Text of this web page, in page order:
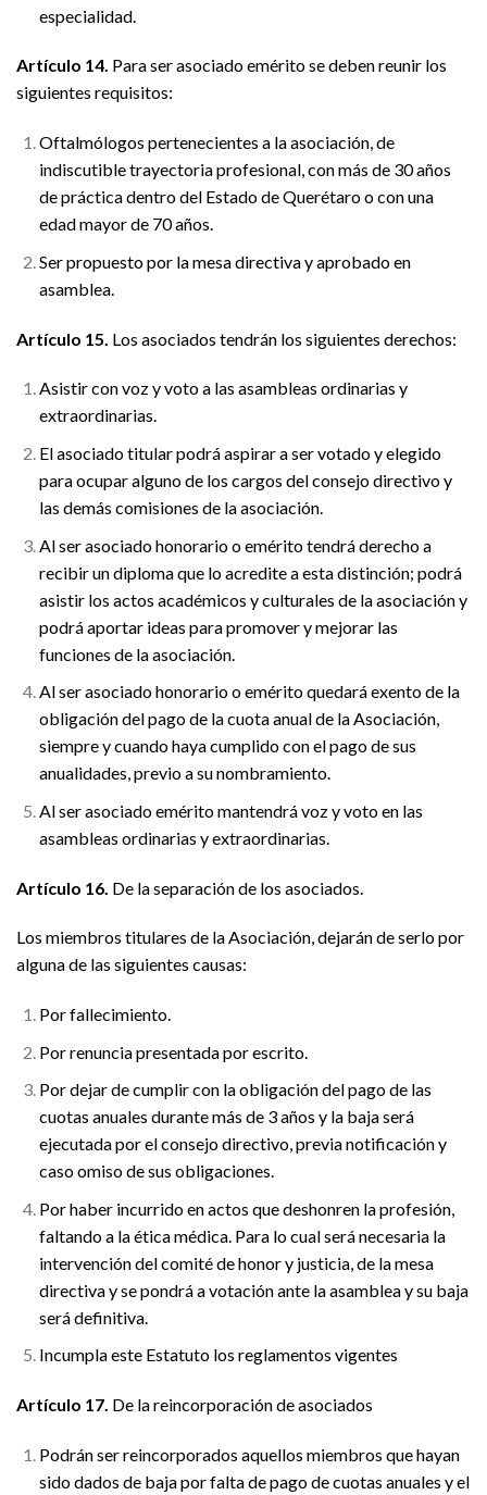
especialidad.
Artículo 14. Para ser asociado emérito se deben reunir los
siguientes requisitos:
Oftalmólogos pertenecientes a la asociación, de
indiscutible trayectoria profesional, con más de 30 años
de práctica dentro del Estado de Querétaro o con una
edad mayor de 70 años.
Ser propuesto por la mesa directiva y aprobado en
asamblea.
Artículo 15. Los asociados tendrán los siguientes derechos:
Asistir con voz y voto a las asambleas ordinarias y
extraordinarias.
El asociado titular podrá aspirar a ser votado y elegido
para ocupar alguno de los cargos del consejo directivo y
las demás comisiones de la asociación.
Al ser asociado honorario o emérito tendrá derecho a
recibir un diploma que lo acredite a esta distinción; podrá
asistir los actos académicos y culturales de la asociación y
podrá aportar ideas para promover y mejorar las
funciones de la asociación.
Al ser asociado honorario o emérito quedará exento de la
obligación del pago de la cuota anual de la Asociación,
siempre y cuando haya cumplido con el pago de sus
anualidades, previo a su nombramiento.
Al ser asociado emérito mantendrá voz y voto en las
asambleas ordinarias y extraordinarias.
Artículo 16. De la separación de los asociados.
Los miembros titulares de la Asociación, dejarán de serlo por
alguna de las siguientes causas:
Por fallecimiento.
Por renuncia presentada por escrito.
Por dejar de cumplir con la obligación del pago de las
cuotas anuales durante más de 3 años y la baja será
ejecutada por el consejo directivo, previa notificación y
caso omiso de sus obligaciones.
Por haber incurrido en actos que deshonren la profesión,
faltando a la ética médica. Para lo cual será necesaria la
intervención del comité de honor y justicia, de la mesa
directiva y se pondrá a votación ante la asamblea y su baja
será definitiva.
Incumpla este Estatuto los reglamentos vigentes
Artículo 17. De la reincorporación de asociados
Podrán ser reincorporados aquellos miembros que hayan
sido dados de baja por falta de pago de cuotas anuales y el